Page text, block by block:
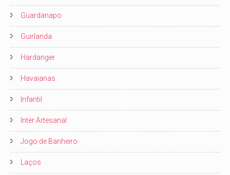
Guardanapo
Guirlanda
Hardanger
Havaianas
Infantil
Inter Artesanal
Jogo de Banheiro
Laços